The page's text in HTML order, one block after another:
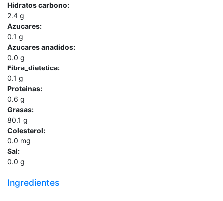
Hidratos carbono:
2.4 g
Azucares:
0.1 g
Azucares anadidos:
0.0 g
Fibra_dietetica:
0.1 g
Proteinas:
0.6 g
Grasas:
80.1 g
Colesterol:
0.0 mg
Sal:
0.0 g
Ingredientes